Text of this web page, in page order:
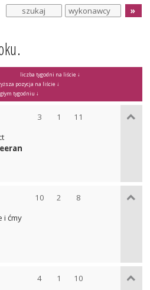
liczba tygodni na liście ↓
pozycja na liście ↓
tygodniu ↓
3 1 11
10 2 8
i ćmy
4 1 10